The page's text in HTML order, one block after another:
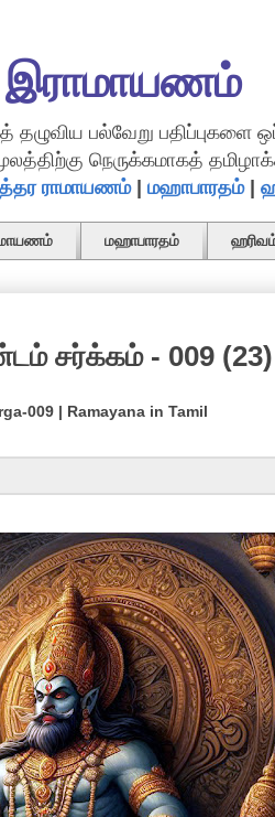
இராமாயணம்
தழுவிய பல்வேறு பதிப்புகளை
நெருக்கமாகத்
ராமாயணம்| மஹாபாரதம்|
மஹாபாரதம்
சர்க்கம் - 009 (23)
009 | Ramayana in Tamil